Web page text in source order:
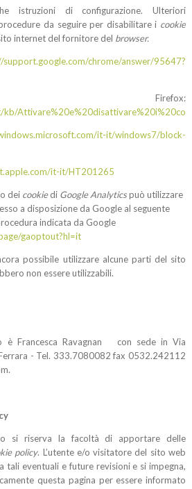
istruzioni di configurazione. Ulteriori
da seguire per disabilitare i cookie
internet del fornitore del browser.
support.google.com/chrome/answer/95647?
Firefox:
it-it/windows7/block-
it-it/HT201265
dei cookiedi Google Analyticspuò utilizzare
a disposizione da Google al seguente
indicata da Google
gaoptout?hl=it
possibile utilizzare alcune parti del sito
non essere utilizzabili.
è Francesca Ravagnan con sede in Via
- Tel. 333.7080082 fax 0532.242112
si riserva la facoltà di apportare delle
policy. L’utente e/o visitatore del sito web
tali eventuali e future revisioni e si impegna,
questa pagina per essere informato